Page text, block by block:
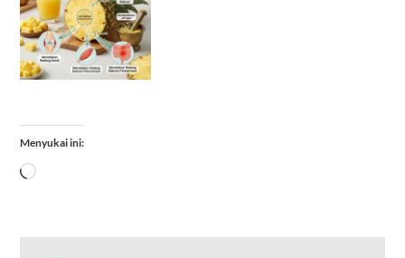
Menyukai ini:
Memuat...